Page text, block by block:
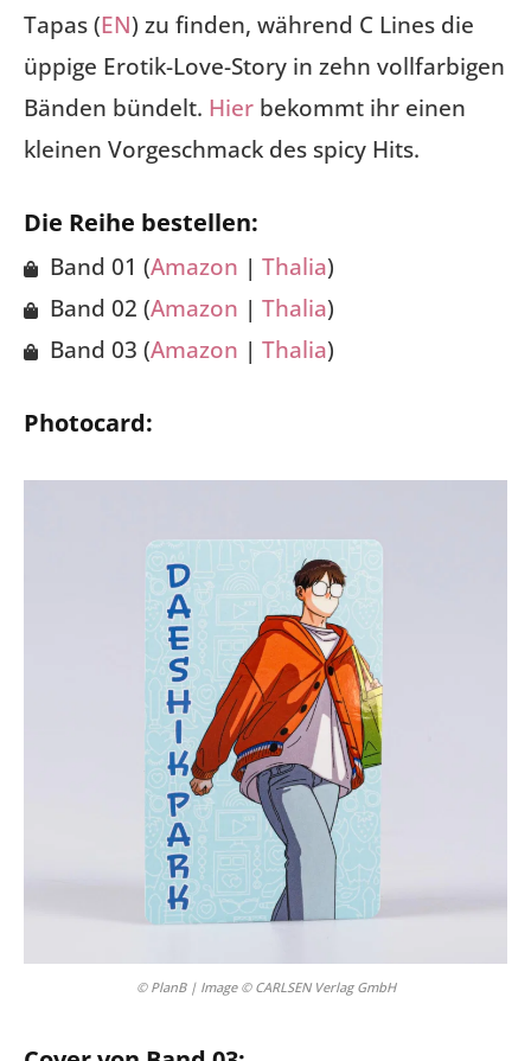
Tapas (EN) zu finden, während C Lines die
üppige Erotik-Love-Story in zehn vollfarbigen
Bänden bündelt. Hier bekommt ihr einen
kleinen Vorgeschmack des spicy Hits.
Die Reihe bestellen:
Band 01 (Amazon | Thalia)
Band 02 (Amazon | Thalia)
Band 03 (Amazon | Thalia)
Photocard:
© PlanB | Image © CARLSEN Verlag GmbH